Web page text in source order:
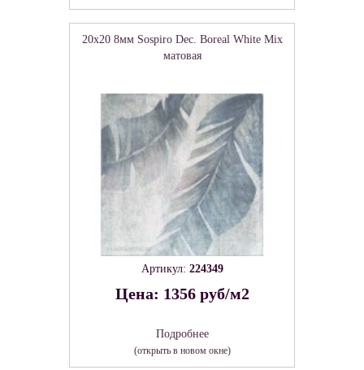
20x20 8мм Sospiro Dec. Boreal White Mix
матовая
Артикул: 224349
Цена: 1356 руб/м2
Подробнее
(открыть в новом окне)